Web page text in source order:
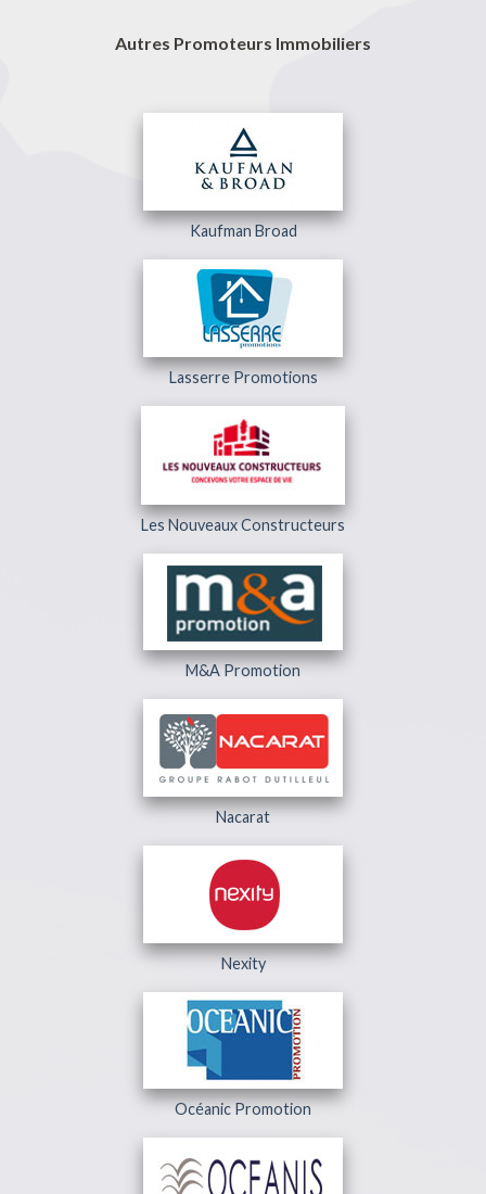
Autres Promoteurs Immobiliers
Kaufman Broad
Lasserre Promotions
Les Nouveaux Constructeurs
M&A Promotion
Nacarat
Nexity
Océanic Promotion